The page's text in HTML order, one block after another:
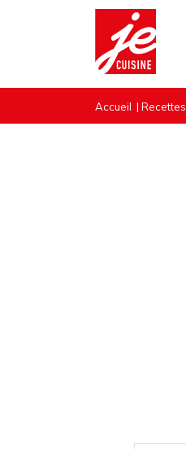
Accueil | Recettes